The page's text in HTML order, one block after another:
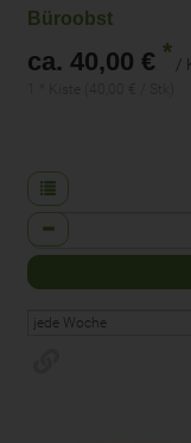
Büroobst
ca. 40,00 € * /
Anzahl